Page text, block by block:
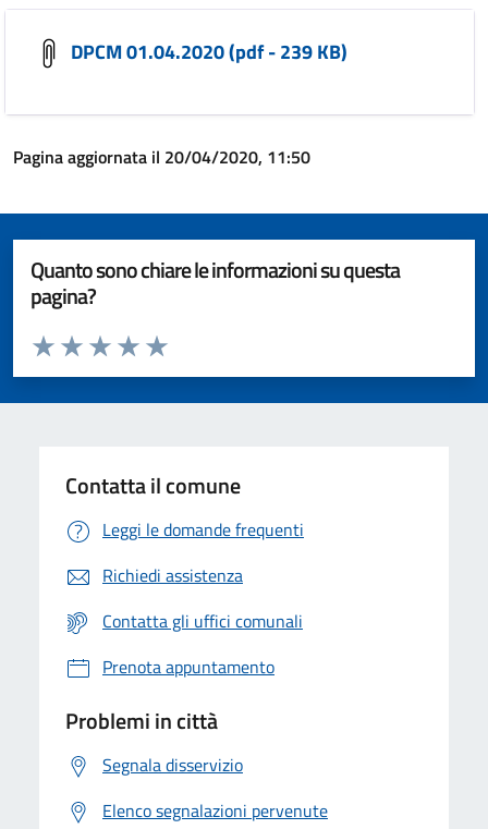
DPCM 01.04.2020 (pdf - 239 KB)
Pagina aggiornata il 20/04/2020, 11:50
Quanto sono chiare le informazioni su questa
pagina?
Valuta da 1 a 5 stelle la pagina
Valuta 5 stelle su 5
Valuta 4 stelle su 5
Valuta 3 stelle su 5
Valuta 2 stelle su 5
Valuta 1 stelle su 5
Contatta il comune
Leggi le domande frequenti
Richiedi assistenza
Contatta gli uffici comunali
Prenota appuntamento
Problemi in città
Segnala disservizio
Elenco segnalazioni pervenute